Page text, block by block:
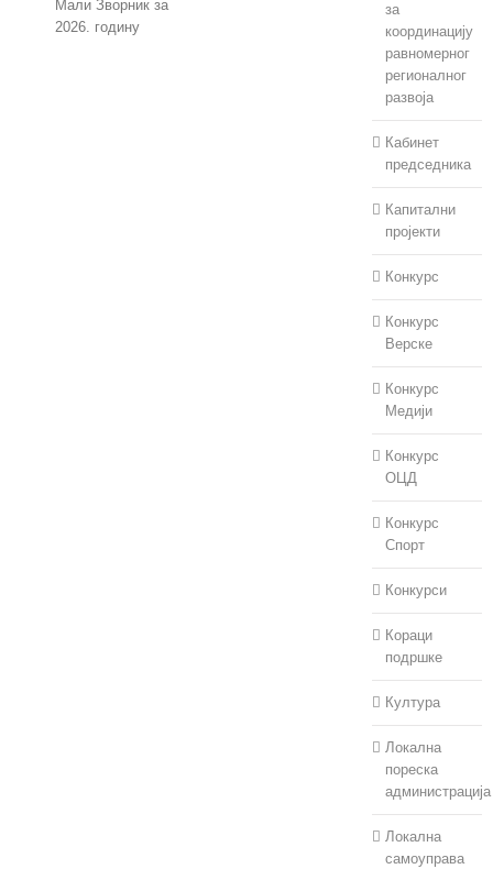
за
координацију
равномерног
регионалног
развоја
Кабинет
председника
Капитални
пројекти
Конкурс
Конкурс
Верске
Конкурс
Медији
Конкурс
ОЦД
Конкурс
Спорт
Конкурси
Кораци
подршке
Култура
Локална
пореска
администрација
Локална
самоуправа